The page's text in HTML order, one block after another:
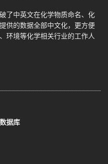
了中英文在化学物质命名、化
供的数据全部中文化，更方便
环境等化学相关行业的工作人
据库